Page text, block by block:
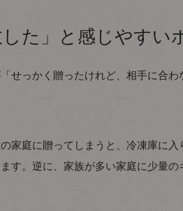
た」と感じやすい
せっかく贈ったけれど、相手に合
家庭に贈ってしまうと、冷凍庫に
す。逆に、家族が多い家庭に少量